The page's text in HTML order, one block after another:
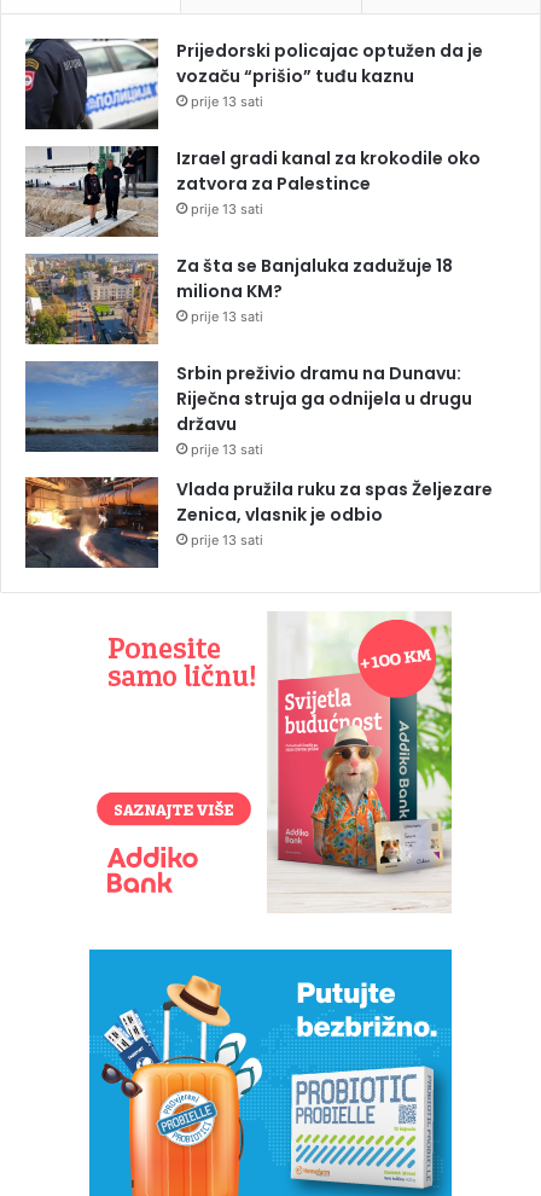
Prijedorski policajac optužen da je
vozaču “prišio” tuđu kaznu
prije 13 sati
Izrael gradi kanal za krokodile oko
zatvora za Palestince
prije 13 sati
Za šta se Banjaluka zadužuje 18
miliona KM?
prije 13 sati
Srbin preživio dramu na Dunavu:
Riječna struja ga odnijela u drugu
državu
prije 13 sati
Vlada pružila ruku za spas Željezare
Zenica, vlasnik je odbio
prije 13 sati